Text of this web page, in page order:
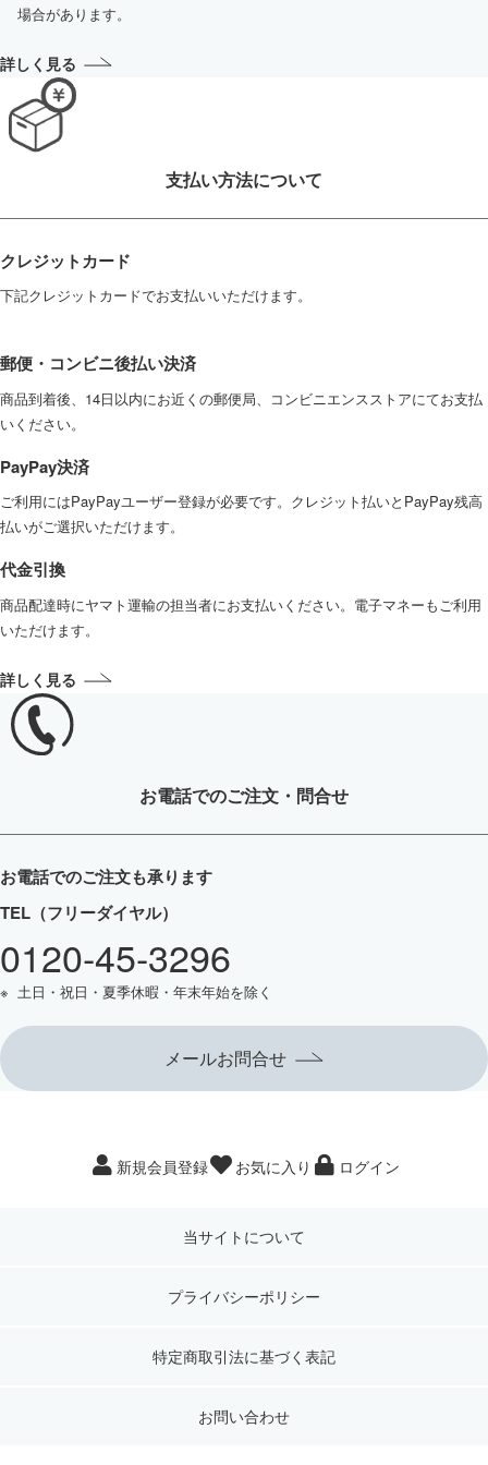
場合があります。
詳しく見る
支払い方法について
クレジットカード
下記クレジットカードでお支払いいただけます。
郵便・コンビニ後払い決済
商品到着後、14日以内にお近くの郵便局、コンビニエンスストアにてお支払
いください。
PayPay決済
ご利用にはPayPayユーザー登録が必要です。クレジット払いとPayPay残高
払いがご選択いただけます。
代金引換
商品配達時にヤマト運輸の担当者にお支払いください。電子マネーもご利用
いただけます。
詳しく見る
お電話でのご注文・問合せ
お電話でのご注文も承ります
TEL（フリーダイヤル）
0120-45-3296
土日・祝日・夏季休暇・年末年始を除く
メールお問合せ
新規会員登録 お気に入り ログイン
当サイトについて
プライバシーポリシー
特定商取引法に基づく表記
お問い合わせ